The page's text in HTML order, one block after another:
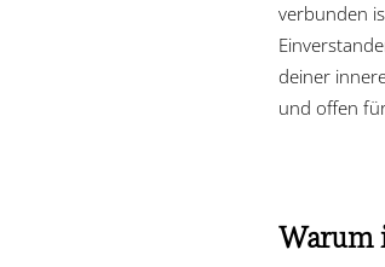
verbunden
deiner
und offen
Warum